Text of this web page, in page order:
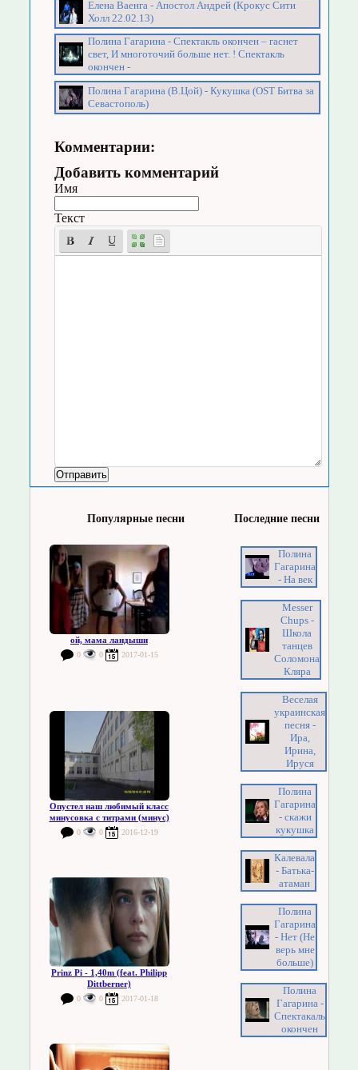
Елена Ваенга - Апостол Андрей (Крокус Сити
Холл 22.02.13)
Полина Гагарина - Спектакль окончен – гаснет
свет, И многоточий больше нет. ! Спектакль
окончен -
Полина Гагарина (В.Цой) - Кукушка (OST Битва за
Севастополь)
Комментарии:
Добавить комментарий
Имя
Текст
Популярные песни
ой, мама ландыши
0 0 2017-01-15
Опустел наш любимый класс
минусовка с титрами (минус)
0 0 2016-12-19
Prinz Pi - 1,40m (feat. Philipp
Dittberner)
0 0 2017-01-18
Последние песни
Полина
Гагарина
- На век
Messer
Chups -
Школа
танцев
Соломона
Кляра
Веселая
украинская
песня -
Ира,
Ирина,
Ируся
Полина
Гагарина
- скажи
кукушка
Калевала
- Батька-
атаман
Полина
Гагарина
- Нет (Не
верь мне
больше)
Полина
Гагарина -
Спектакаль
окончен